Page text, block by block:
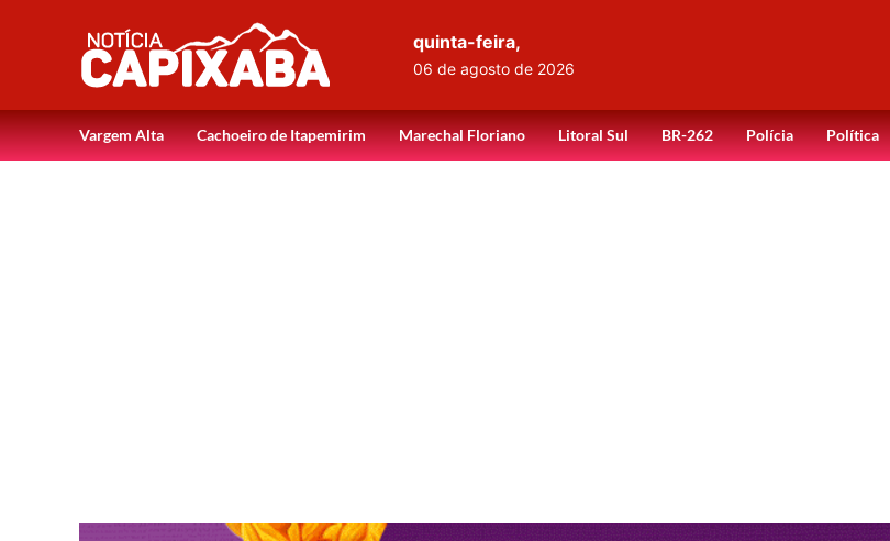
quinta-feira,
06 de agosto de 2026
Vargem Alta Cachoeiro de Itapemirim Marechal Floriano Litoral Sul BR-262 Polícia Política